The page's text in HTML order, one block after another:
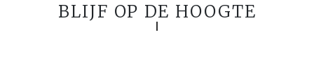
BLIJF OP DE HOOGTE